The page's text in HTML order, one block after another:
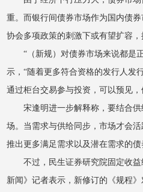
重。而银行间债券市场作为国内债
协会多项政策的刺激下或有望扩容，
“（新规）对债券市场来说都是
示，“随着更多符合资格的发行人发
通过柜台交易参与投资，可以预见
宋逢明进一步解释称，要结合
场。当需求与供给同步，市场才会
推出更多满足需求以及潜在需求的债
不过，民生证券研究院固定收
新闻》记者表示，新修订的《规程